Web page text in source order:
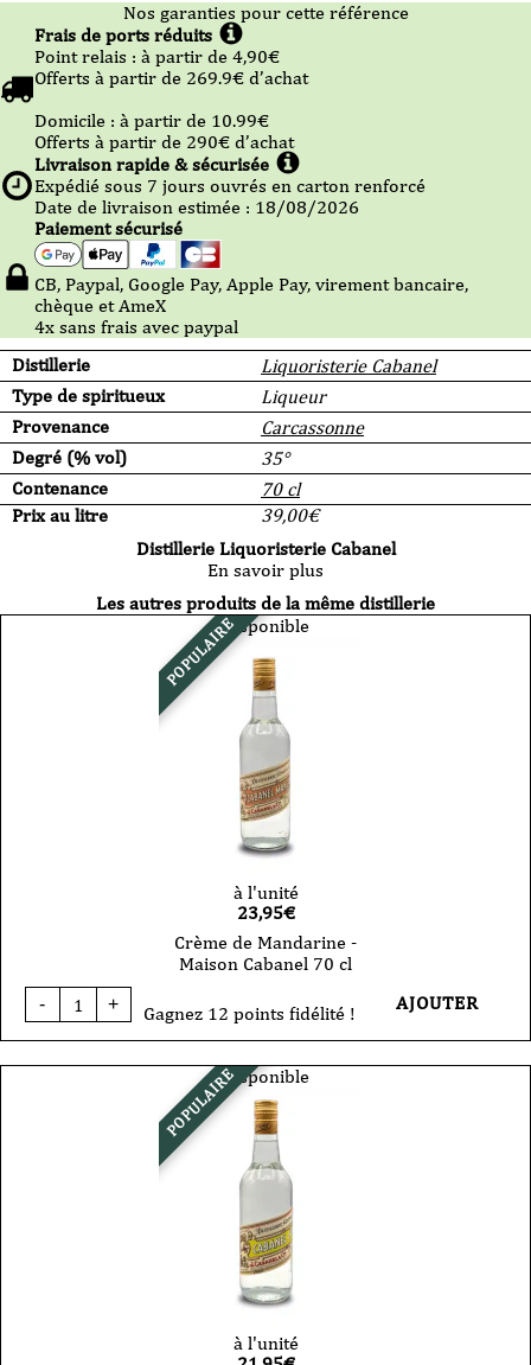
Distillerie
Liquoristerie Cabanel
Type de spiritueux
Liqueur
Provenance
Carcassonne
Degré (% vol)
35°
Contenance
70 cl
Prix au litre
39,00€
Nos garanties pour cette référence
Frais de ports réduits
Point relais : à partir de 4,90€
Offerts à partir de 269.9€ d’achat
Domicile : à partir de 10.99€
Offerts à partir de 290€ d’achat
Livraison rapide & sécurisée
Expédié sous 7 jours ouvrés en carton renforcé
Date de livraison estimée : 18/08/2026
Paiement sécurisé
CB, Paypal, Google Pay, Apple Pay, virement bancaire,
chèque et AmeX
4x sans frais avec paypal
Distillerie Liquoristerie Cabanel
En savoir plus
Les autres produits de la même distillerie
POPULAIREDisponible
à l'unité
23,95€
Crème de Mandarine -
Maison Cabanel 70 cl
-
quantité
de
Mandarine
+ Gagnez 12 points fidélité ! AJOUTER
POPULAIREDisponible
à l'unité